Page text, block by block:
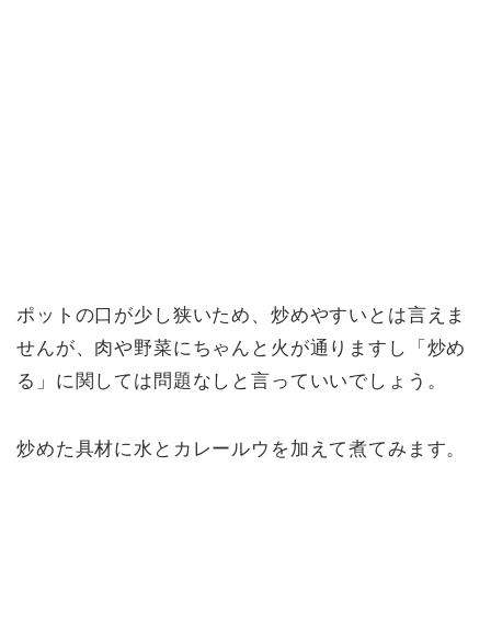
ポットの口が少し狭いため、炒めやすいとは言えま
せんが、肉や野菜にちゃんと火が通りますし「炒め
る」に関しては問題なしと言っていいでしょう。
炒めた具材に水とカレールウを加えて煮てみます。